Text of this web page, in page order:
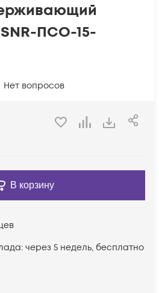
ПСО-15-
Нет вопросов
В корзину
через 5 недель, бесплатно